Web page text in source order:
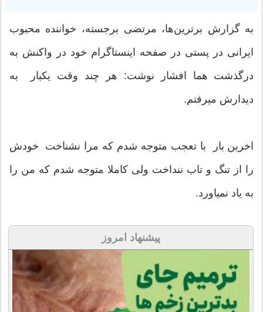
به گزارش برترین‌‌ها، مرتضی برجسته، خواننده محبوب
ایرانی در پستی در صفحه اینستاگرام خود در واکنش به
درگذشت هما افشار نوشت: هر چند وقت یکبار به
دیدارش میرفتم.
اخرین بار با تعجب متوجه شدم که مرا نشناخت خودش
را از تنگ و تاب ننداخت ولی کاملا متوجه شدم که من را
به یاد نمیاورد.
پیشنهاد امروز